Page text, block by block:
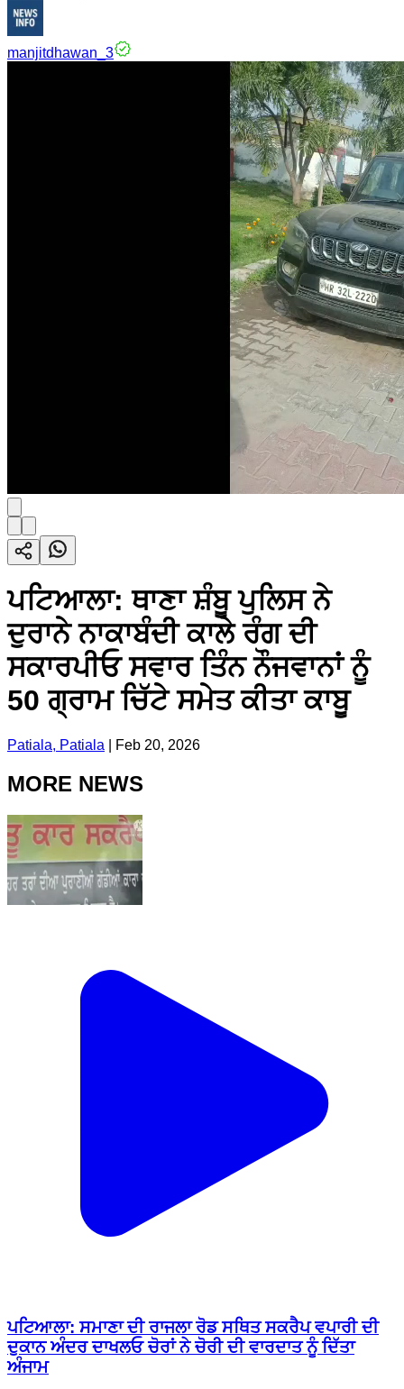
manjitdhawan_3
ਪਟਿਆਲਾ: ਥਾਣਾ ਸ਼ੰਬੂ ਪੁਲਿਸ ਨੇ
ਦੁਰਾਨੇ ਨਾਕਾਬੰਦੀ ਕਾਲੇ ਰੰਗ ਦੀ
ਸਕਾਰਪੀਓ ਸਵਾਰ ਤਿੰਨ ਨੌਜਵਾਨਾਂ ਨੂੰ
50 ਗ੍ਰਾਮ ਚਿੱਟੇ ਸਮੇਤ ਕੀਤਾ ਕਾਬੂ
Patiala, Patiala Feb 20, 2026
MORE NEWS
ਪਟਿਆਲਾ: ਸਮਾਣਾ ਦੀ ਰਾਜਲਾ ਰੋਡ ਸਥਿਤ ਸਕਰੈਪ ਵਪਾਰੀ ਦੀ
ਦੁਕਾਨ ਅੰਦਰ ਦਾਖਲਓ ਚੋਰਾਂ ਨੇ ਚੋਰੀ ਦੀ ਵਾਰਦਾਤ ਨੂੰ ਦਿੱਤਾ
ਅੰਜਾਮ